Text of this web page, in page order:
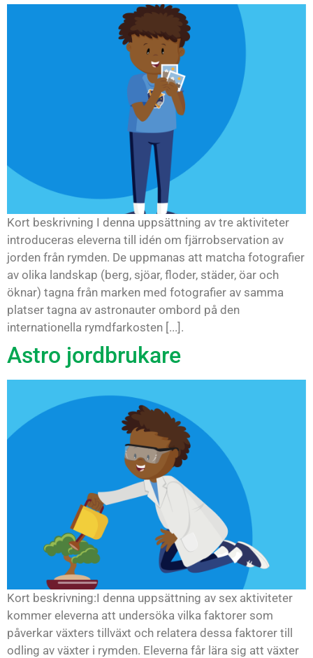
Kort beskrivning I denna uppsättning av tre aktiviteter
introduceras eleverna till idén om fjärrobservation av
jorden från rymden. De uppmanas att matcha fotografier
av olika landskap (berg, sjöar, floder, städer, öar och
öknar) tagna från marken med fotografier av samma
platser tagna av astronauter ombord på den
internationella rymdfarkosten [...].
Astro jordbrukare
Kort beskrivning:I denna uppsättning av sex aktiviteter
kommer eleverna att undersöka vilka faktorer som
påverkar växters tillväxt och relatera dessa faktorer till
odling av växter i rymden. Eleverna får lära sig att växter